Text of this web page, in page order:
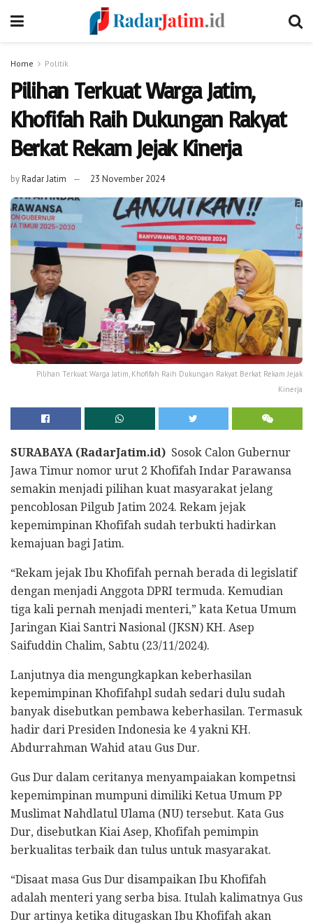
Home Politik
Pilihan Terkuat Warga Jatim,
Khofifah Raih Dukungan Rakyat
Berkat Rekam Jejak Kinerja
byRadar Jatim 23 November 2024
Pilihan Terkuat Warga Jatim, Khofifah Raih Dukungan Rakyat Berkat Rekam Jejak
Kinerja
SURABAYA (RadarJatim.id) Sosok Calon Gubernur
Jawa Timur nomor urut 2 Khofifah Indar Parawansa
semakin menjadi pilihan kuat masyarakat jelang
pencoblosan Pilgub Jatim 2024. Rekam jejak
kepemimpinan Khofifah sudah terbukti hadirkan
kemajuan bagi Jatim.
“Rekam jejak Ibu Khofifah pernah berada di legislatif
dengan menjadi Anggota DPRI termuda. Kemudian
tiga kali pernah menjadi menteri,” kata Ketua Umum
Jaringan Kiai Santri Nasional (JKSN) KH. Asep
Saifuddin Chalim, Sabtu (23/11/2024).
Lanjutnya dia mengungkapkan keberhasilan
kepemimpinan Khofifahpl sudah sedari dulu sudah
banyak disebutkan pembawa keberhasilan. Termasuk
hadir dari Presiden Indonesia ke 4 yakni KH.
Abdurrahman Wahid atau Gus Dur.
Gus Dur dalam ceritanya menyampaiakan kompetnsi
kepemimpinan mumpuni dimiliki Ketua Umum PP
Muslimat Nahdlatul Ulama (NU) tersebut. Kata Gus
Dur, disebutkan Kiai Asep, Khofifah pemimpin
berkualitas terbaik dan tulus untuk masyarakat.
“Disaat masa Gus Dur disampaikan Ibu Khofifah
adalah menteri yang serba bisa. Itulah kalimatnya Gus
Dur artinya ketika ditugaskan Ibu Khofifah akan